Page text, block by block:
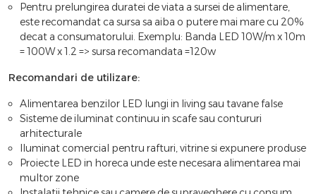
Pentru prelungirea duratei de viata a sursei de alimentare,
este recomandat ca sursa sa aiba o putere mai mare cu 20%
decat a consumatorului. Exemplu: Banda LED 10W/m x 10m
= 100W x 1.2 => sursa recomandata =120w
Recomandari de utilizare:
Alimentarea benzilor LED lungi in living sau tavane false
Sisteme de iluminat continuu in scafe sau contururi
arhitecturale
Iluminat comercial pentru rafturi, vitrine si expunere produse
Proiecte LED in horeca unde este necesara alimentarea mai
multor zone